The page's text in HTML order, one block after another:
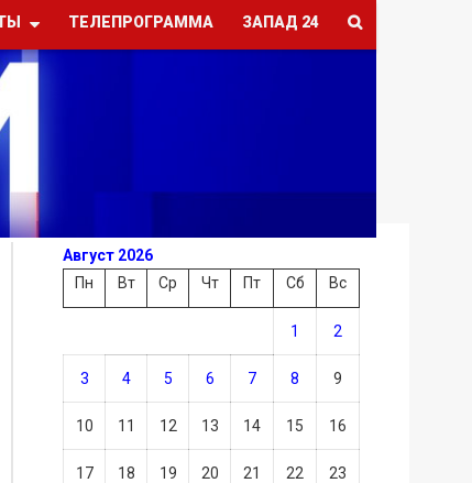
ТЕЛЕПРОГРАММА ЗАПАД 24
Август 2026
Пн
Вт Ср Чт Пт Сб Вс
1 2
3 4 5 6 7 8 9
10 11 12 13 14 15 16
17 18 19 20 21 22 23